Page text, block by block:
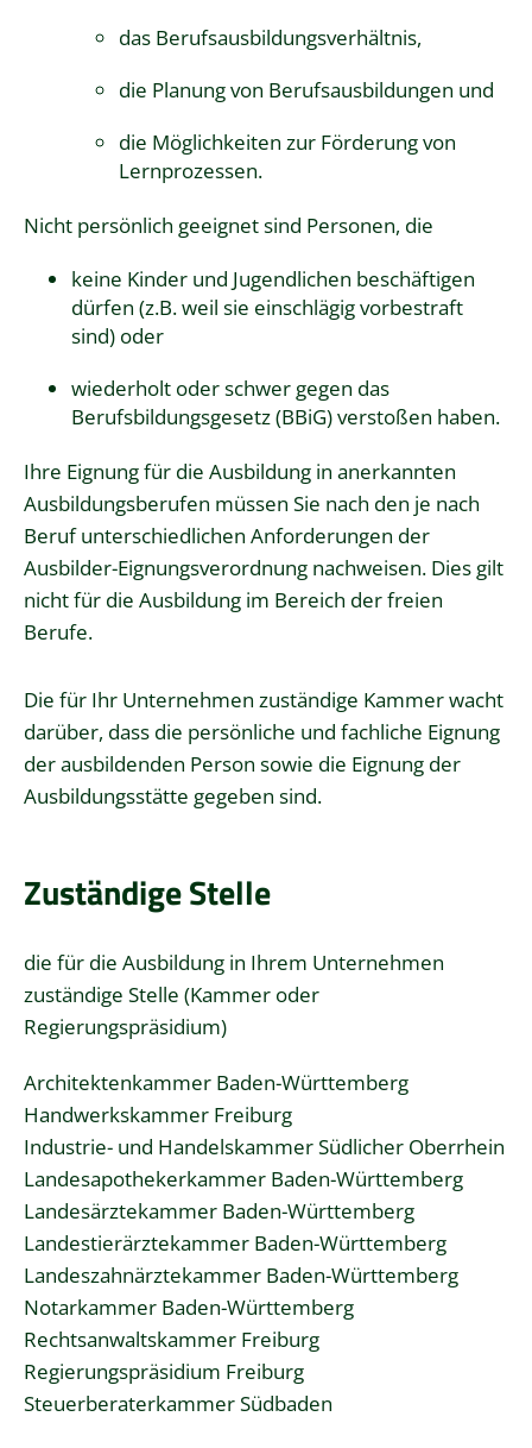
das Berufsausbildungsverhältnis,
die Planung von Berufsausbildungen und
die Möglichkeiten zur Förderung von
Lernprozessen.
Nicht persönlich geeignet sind Personen, die
keine Kinder und Jugendlichen beschäftigen
dürfen (z.B. weil sie einschlägig vorbestraft
sind) oder
wiederholt oder schwer gegen das
Berufsbildungsgesetz (BBiG) verstoßen haben.
Ihre Eignung für die Ausbildung in anerkannten
Ausbildungsberufen müssen Sie nach den je nach
Beruf unterschiedlichen Anforderungen der
Ausbilder-Eignungsverordnung nachweisen. Dies gilt
nicht für die Ausbildung im Bereich der freien
Berufe.
Die für Ihr Unternehmen zuständige Kammer wacht
darüber, dass die persönliche und fachliche Eignung
der ausbildenden Person sowie die Eignung der
Ausbildungsstätte gegeben sind.
Zuständige Stelle
die für die Ausbildung in Ihrem Unternehmen
zuständige Stelle (Kammer oder
Regierungspräsidium)
Architektenkammer Baden-Württemberg
Handwerkskammer Freiburg
Industrie- und Handelskammer Südlicher Oberrhein
Landesapothekerkammer Baden-Württemberg
Landesärztekammer Baden-Württemberg
Landestierärztekammer Baden-Württemberg
Landeszahnärztekammer Baden-Württemberg
Notarkammer Baden-Württemberg
Rechtsanwaltskammer Freiburg
Regierungspräsidium Freiburg
Steuerberaterkammer Südbaden